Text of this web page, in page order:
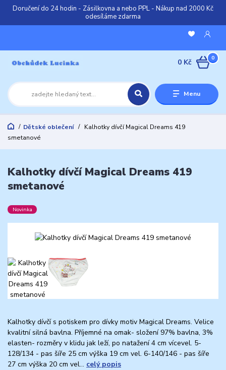
Doručení do 24 hodin - Zásilkovna a nebo PPL - Nákup nad 2000 Kč
odesíláme zdarma
Menu
0
0 Kč
Dětské oblečení
Kalhotky dívčí Magical Dreams 419
smetanové
Kalhotky dívčí Magical Dreams 419
smetanové
Novinka
Kalhotky dívčí s potiskem pro dívky motiv Magical Dreams. Velice
kvalitní silná bavlna. Příjemné na omak- složení 97% bavlna, 3%
elasten- rozměry v klidu jak leží, po natažení 4 cm vícevel. 5-
128/134 - pas šíře 25 cm výška 19 cm vel. 6-140/146 - pas šíře
27 cm výška 20 cm vel... celý popis